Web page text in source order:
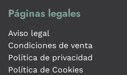
Páginas legales
Aviso legal
Condiciones de venta
Política de privacidad
Política de Cookies